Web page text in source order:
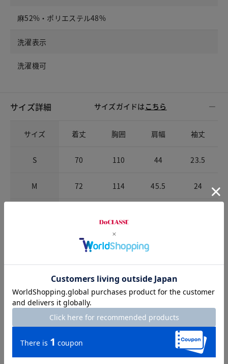
麻52%・ポリエステル48%
洗濯表示
洗濯機可
サイズ詳細 サイズガイドは こちら
サイズ 着丈 胸囲 肩幅 袖丈
S 70 110 44 23.5
M 72 114 45.5 24
76 122
XXL 76 126 50 25.5
※商品によって柄の出方が異なります。
お店で試着する
店頭在庫を見る